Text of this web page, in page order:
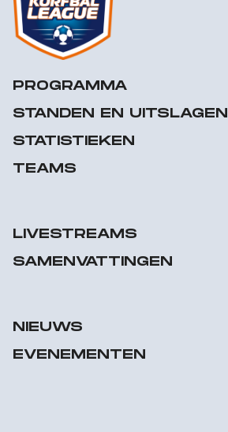
PROGRAMMA
STANDEN EN UITSLAGEN
STATISTIEKEN
TEAMS
LIVESTREAMS
SAMENVATTINGEN
NIEUWS
EVENEMENTEN